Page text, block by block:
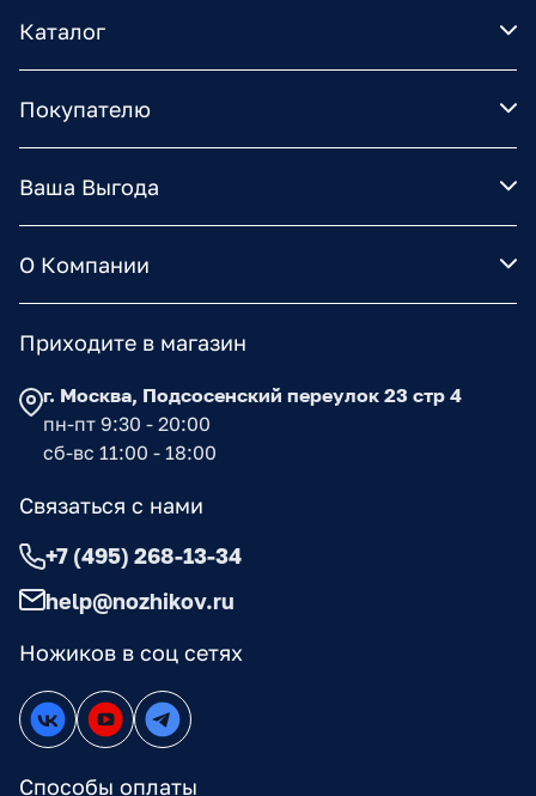
Каталог
Покупателю
Ваша Выгода
О Компании
Ножиков в соц сетях
Способы оплаты
Приходите в магазин
г. Москва, Подсосенский переулок 23 стр 4
пн-пт 9:30 - 20:00
сб-вс 11:00 - 18:00
Связаться с нами
+7 (495) 268-13-34
help@nozhikov.ru